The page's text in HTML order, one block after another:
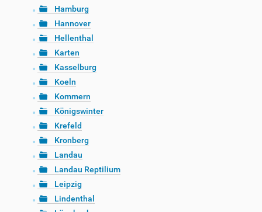
Hamburg
Hannover
Hellenthal
Karten
Kasselburg
Koeln
Kommern
Königswinter
Krefeld
Kronberg
Landau
Landau Reptilium
Leipzig
Lindenthal